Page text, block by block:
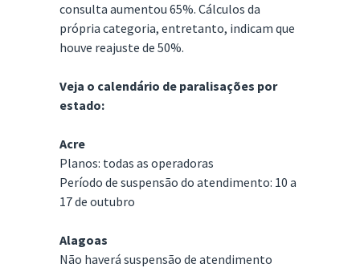
consulta aumentou 65%. Cálculos da
própria categoria, entretanto, indicam que
houve reajuste de 50%.
Veja o calendário de paralisações por
estado:
Acre
Planos: todas as operadoras
Período de suspensão do atendimento: 10 a
17 de outubro
Alagoas
Não haverá suspensão de atendimento